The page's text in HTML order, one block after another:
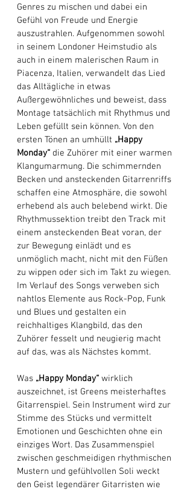
Genres zu mischen und dabei ein
Gefühl von Freude und Energie
auszustrahlen. Aufgenommen sowohl
in seinem Londoner Heimstudio als
auch in einem malerischen Raum in
Piacenza, Italien, verwandelt das Lied
das Alltägliche in etwas
Außergewöhnliches und beweist, dass
Montage tatsächlich mit Rhythmus und
Leben gefüllt sein können. Von den
ersten Tönen an umhüllt „Happy
Monday“ die Zuhörer mit einer warmen
Klangumarmung. Die schimmernden
Becken und ansteckenden Gitarrenriffs
schaffen eine Atmosphäre, die sowohl
erhebend als auch belebend wirkt. Die
Rhythmussektion treibt den Track mit
einem ansteckenden Beat voran, der
zur Bewegung einlädt und es
unmöglich macht, nicht mit den Füßen
zu wippen oder sich im Takt zu wiegen.
Im Verlauf des Songs verweben sich
nahtlos Elemente aus Rock-Pop, Funk
und Blues und gestalten ein
reichhaltiges Klangbild, das den
Zuhörer fesselt und neugierig macht
auf das, was als Nächstes kommt.
Was „Happy Monday“ wirklich
auszeichnet, ist Greens meisterhaftes
Gitarrenspiel. Sein Instrument wird zur
Stimme des Stücks und vermittelt
Emotionen und Geschichten ohne ein
einziges Wort. Das Zusammenspiel
zwischen geschmeidigen rhythmischen
Mustern und gefühlvollen Soli weckt
den Geist legendärer Gitarristen wie